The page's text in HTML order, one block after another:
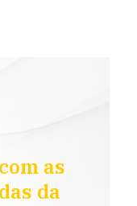
as
da